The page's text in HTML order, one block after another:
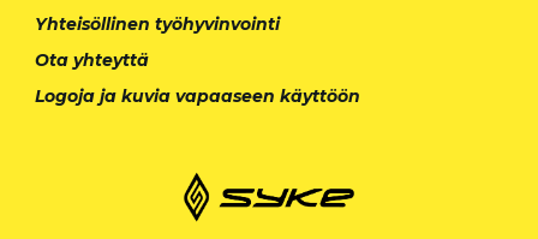
Yhteisöllinen työhyvinvointi
Ota yhteyttä
Logoja ja kuvia vapaaseen käyttöön